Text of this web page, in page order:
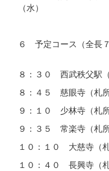
（水）
６ 予定コー
８：３０ 西武秩父駅（
８：４５ 慈眼寺（札所
９：１０ 少林寺（札所
９：３５ 常楽寺（札所
１０：１０ 大慈寺（札
１０：４０ 長興寺（札